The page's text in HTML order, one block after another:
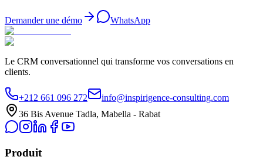
Demander une démo WhatsApp
Le CRM conversationnel qui transforme vos conversations en
clients.
+212 661 096 272
info@inspirigence-consulting.com
36 Bis Avenue Tadla, Mabella - Rabat
Produit